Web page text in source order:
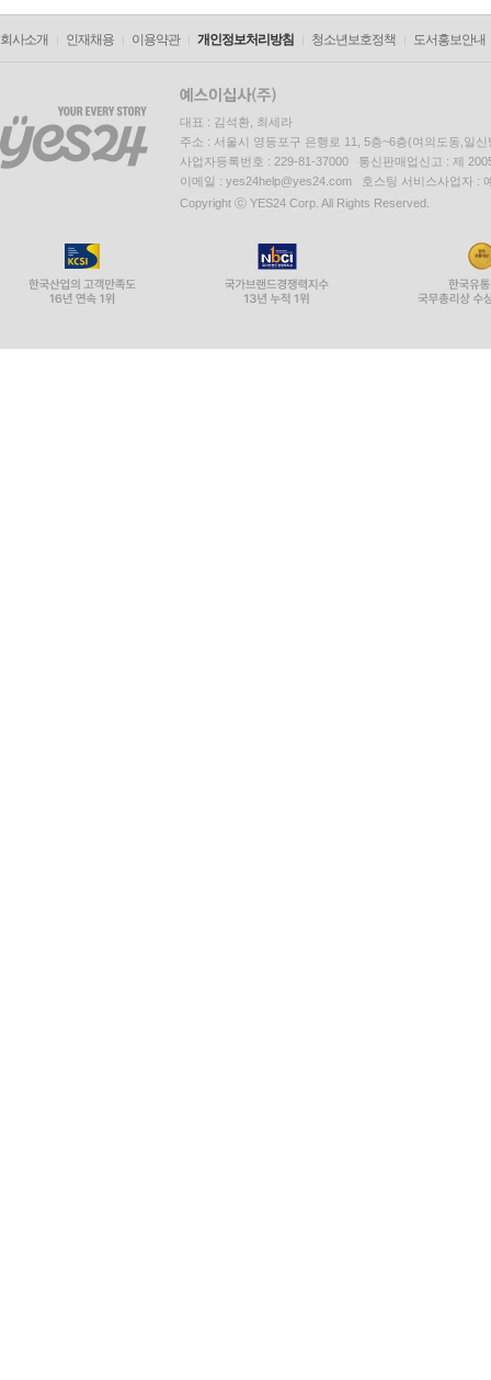
회사소개 인재채용 이용약관 개인정보처리방침 청소년보호정책 도서홍보안내
대표 : 김석환, 최세라
주소 : 서울시 영등포구 은행로 11, 5층~6층(여의도동,일신
사업자등록번호 : 229-81-37000 통신판매업신고 : 제
이메일 : yes24help@yes24.com 호스팅 서비스사업자 :
Copyright ⓒ YES24 Corp. All Rights Reserved.